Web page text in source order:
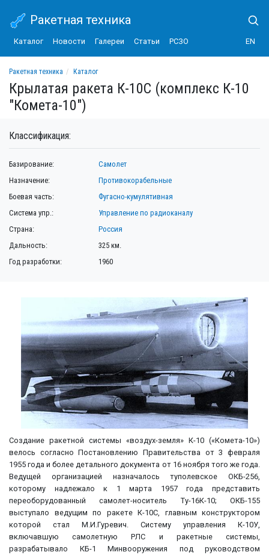
Ракетная техника
Каталог Новости Галереи Статьи РСЗО EN
Ракетная техника
Каталог
Крылатая ракета К-10С (комплекс К-10 "Комета-10")
Крылатая ракета К-10С (комплекс К-10
"Комета-10")
Создание ракетной системы «воздух-земля» К-10 («Комета-10»)
велось согласно Постановлению Правительства от 3 февраля
1955 года и более детального документа от 16 ноября того же года.
Ведущей организацией назначалось туполевское ОКБ-256,
которому надлежало к 1 марта 1957 года представить
переоборудованный самолет-носитель Ту-16К-10; ОКБ-155
выступало ведущим по ракете К-10С, главным конструктором
которой стал М.И.Гуревич. Систему управления К-10У,
включавшую самолетную РЛС и ракетные системы,
разрабатывало КБ-1 Минвооружения под руководством
Классификация:
Базирование:
Самолет
Назначение:
Противокорабельные
Боевая часть:
Фугасно-кумулятивная
Система упр.:
Управление по радиоканалу
Страна:
Россия
Дальность:
325 км.
Год разработки:
1960